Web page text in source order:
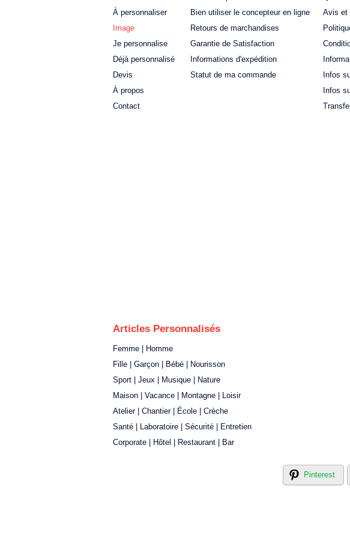
À personnaliser
Image
Je personnalise
Déjà personnalisé
Devis
À propos
Contact
Bien utiliser le concepteur en ligne
Retours de marchandises
Garantie de Satisfaction
Informations d'expédition
Statut de ma commande
Avis et
Infos
Infos
Articles Personnalisés
Femme | Homme
Fille | Garçon | Bébé | Nourisson
Sport | Jeux | Musique | Nature
Maison | Vacance | Montagne | Loisir
Atelier | Chantier | École | Crèche
Santé | Laboratoire | Sécurité | Entretien
Corporate | Hôtel | Restaurant | Bar
Pinterest